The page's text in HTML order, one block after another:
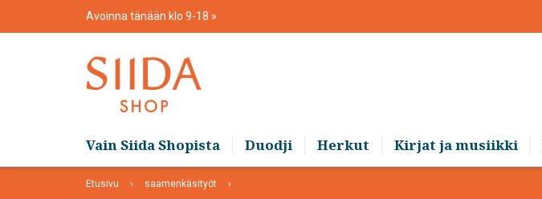
Avoinna tänään klo 9-18
Vain Siida Shopista Duodji Herkut Kirjat ja musiikki
Etusivu saamenkäsityöt